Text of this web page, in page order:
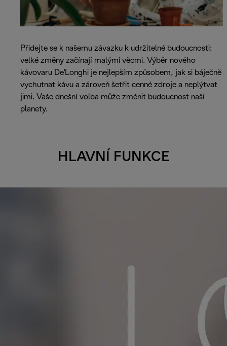
Přidejte se k našemu závazku k udržitelné budoucnosti:
velké změny začínají malými věcmi. Výběr nového
kávovaru De'Longhi je nejlepším způsobem, jak si báječně
vychutnat kávu a zároveň šetřit cenné zdroje a neplýtvat
jimi. Vaše dnešní volba může změnit budoucnost naší
planety.
HLAVNÍ FUNKCE